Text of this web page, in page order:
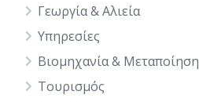
Γεωργία & Αλιεία
Υπηρεσίες
Βιομηχανία & Μεταποίηση
Τουρισμός